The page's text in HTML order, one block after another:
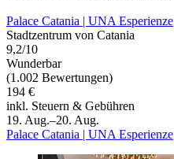
Palace Catania | UNA Esperienze
Stadtzentrum von Catania
9,2/10
Wunderbar
(1.002 Bewertungen)
194 €
inkl. Steuern & Gebühren
19. Aug.–20. Aug.
Palace Catania | UNA Esperienze